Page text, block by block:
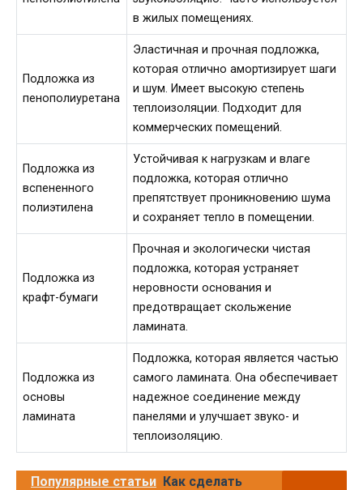
в жилых помещениях.
Подложка из
пенополиуретана
Эластичная и прочная подложка,
которая отлично амортизирует шаги
и шум. Имеет высокую степень
теплоизоляции. Подходит для
коммерческих помещений.
Подложка из
вспененного
полиэтилена
Устойчивая к нагрузкам и влаге
подложка, которая отлично
препятствует проникновению шума
и сохраняет тепло в помещении.
Подложка из
крафт-бумаги
Прочная и экологически чистая
подложка, которая устраняет
неровности основания и
предотвращает скольжение
ламината.
Подложка из
основы
ламината
Подложка, которая является частью
самого ламината. Она обеспечивает
надежное соединение между
панелями и улучшает звуко- и
теплоизоляцию.
Популярные статьи Как сделать